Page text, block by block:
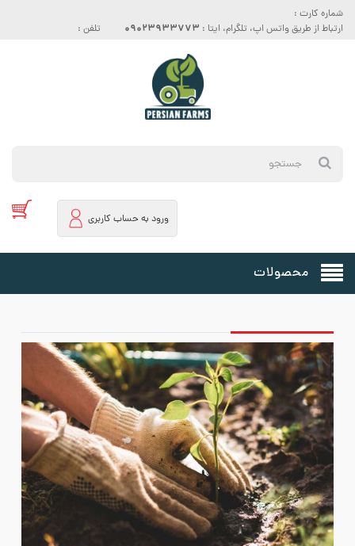
شماره کارت :
ارتباط از طریق واتس اپ، تلگرام، ایتا : 09023933773 تلفن :
ورود به حساب کاربری
محصولات